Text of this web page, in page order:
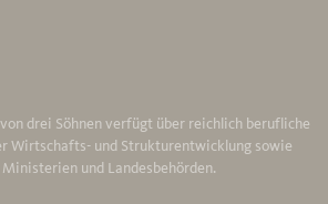
drei Söhnen verfügt über reichlich berufliche
Wirtschafts- und Strukturentwicklung sowie
und Landesbehörden.